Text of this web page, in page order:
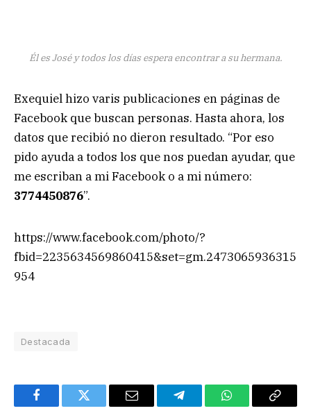
Él es José y todos los días espera encontrar a su hermana.
Exequiel hizo varis publicaciones en páginas de
Facebook que buscan personas. Hasta ahora, los
datos que recibió no dieron resultado. “Por eso
pido ayuda a todos los que nos puedan ayudar, que
me escriban a mi Facebook o a mi número:
3774450876”.
https://www.facebook.com/photo/?
fbid=2235634569860415&set=gm.2473065936315
954
Destacada
FacebookTwitter Email TelegramWhatsAppCopy